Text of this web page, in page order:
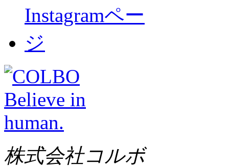
株式会社コルボ